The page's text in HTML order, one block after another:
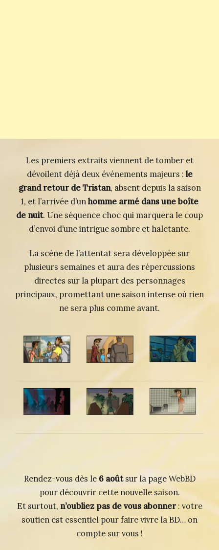
Les premiers extraits viennent de tomber et
dévoilent déjà deux événements majeurs : le
grand retour de Tristan, absent depuis la saison
1, et l’arrivée d’un homme armé dans une boîte
de nuit. Une séquence choc qui marquera le coup
d’envoi d’une intrigue sombre et haletante.
La scène de l’attentat sera développée sur
plusieurs semaines et aura des répercussions
directes sur la plupart des personnages
principaux, promettant une saison intense où rien
ne sera plus comme avant.
Rendez-vous dès le 6 aoûtsur la page WebBD
pour découvrir cette nouvelle saison.
Et surtout, n’oubliez pas de vous abonner: votre
soutien est essentiel pour faire vivre la BD… on
compte sur vous !